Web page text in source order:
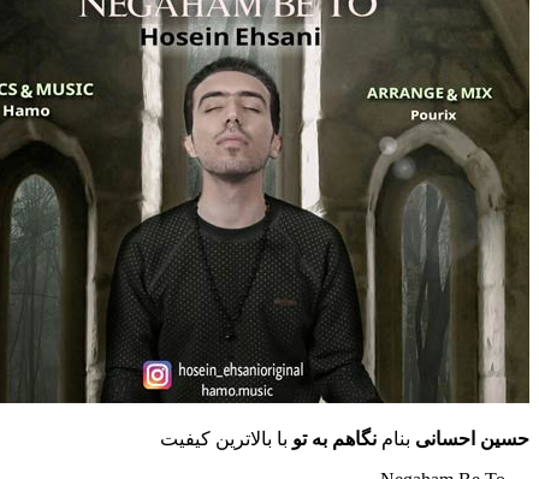
بنامنگاهم به توبا بالاترین کیفیت